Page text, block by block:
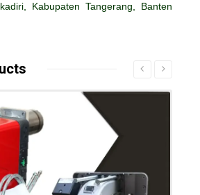
Kabupaten Tangerang, Banten